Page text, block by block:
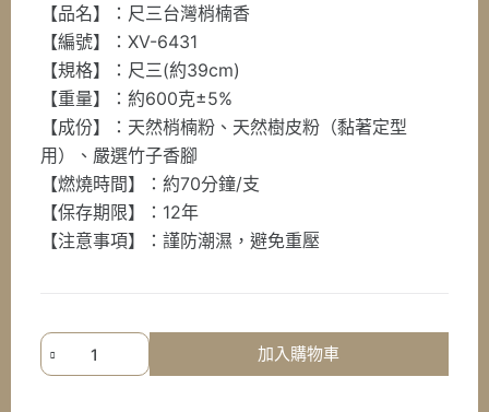
【品名】：尺三台灣梢楠香
【編號】：XV-6431
【規格】：尺三(約39cm)
【重量】：約600克±5%
【成份】：天然梢楠粉、天然樹皮粉（黏著定型
用）、嚴選竹子香腳
【燃燒時間】：約70分鐘/支
【保存期限】：12年
【注意事項】：謹防潮濕，避免重壓
《七
星
加入購物車